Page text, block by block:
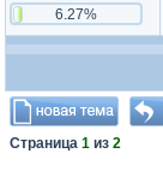
6.27%
Страница 1 из 2